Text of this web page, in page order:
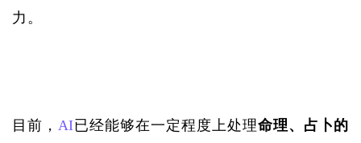
力。
目前， AI已经能够在一定程度上处理命理、占卜的